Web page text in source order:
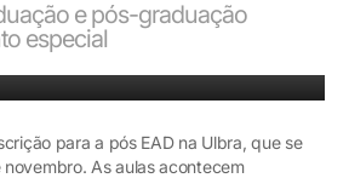
e pós-graduação
especial
para a pós EAD na Ulbra, que se
As aulas acontecem